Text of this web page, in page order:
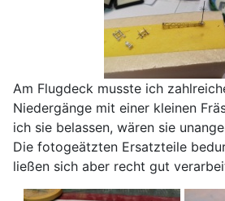
Am Flugdeck musste ich
Niedergänge mit einer kleinen
ich sie belassen, wären sie
Die fotogeätzten Ersatzteile
ließen sich aber recht gut